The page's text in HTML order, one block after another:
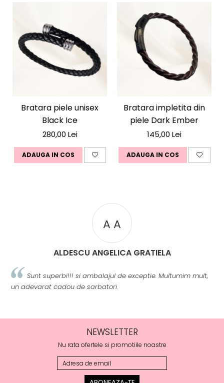
Bratara piele unisex
Black Ice
280,00 Lei
ADAUGA IN COS
Bratara impletita din
piele Dark Ember
145,00 Lei
ADAUGA IN COS
A A
ALDESCU ANGELICA GRATIELA
Sunt superbi!!! si ambalajul de exceptie. Multumim mult,
un adevarat cadou de sarbatori.
NEWSLETTER
Nu rata ofertele si promotiile noastre